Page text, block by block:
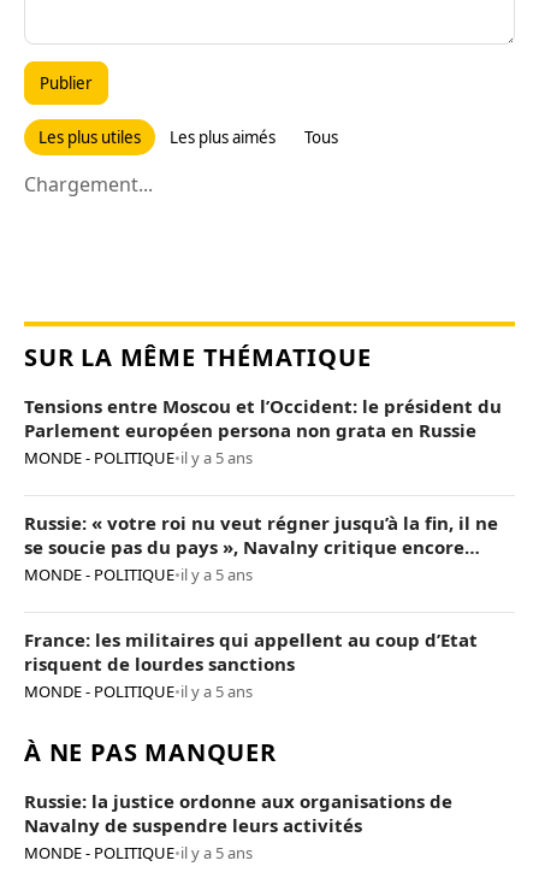
Publier
Les plus utiles Les plus aimés Tous
Chargement...
SUR LA MÊME THÉMATIQUE
Tensions entre Moscou et l’Occident: le président du
Parlement européen persona non grata en Russie
MONDE - POLITIQUE•il y a 5 ans
Russie: « votre roi nu veut régner jusqu’à la fin, il ne
se soucie pas du pays », Navalny critique encore
Poutine
MONDE - POLITIQUE•il y a 5 ans
France: les militaires qui appellent au coup d’Etat
risquent de lourdes sanctions
MONDE - POLITIQUE•il y a 5 ans
À NE PAS MANQUER
Russie: la justice ordonne aux organisations de
Navalny de suspendre leurs activités
MONDE - POLITIQUE•il y a 5 ans